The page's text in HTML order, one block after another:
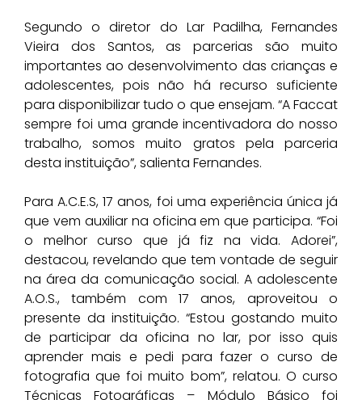
Segundo o diretor do Lar Padilha, Fernandes
Vieira dos Santos, as parcerias são muito
importantes ao desenvolvimento das crianças e
adolescentes, pois não há recurso suficiente
para disponibilizar tudo o que ensejam. “A Faccat
sempre foi uma grande incentivadora do nosso
trabalho, somos muito gratos pela parceria
desta instituição”, salienta Fernandes.
Para A.C.E.S, 17 anos, foi uma experiência única já
que vem auxiliar na oficina em que participa. “Foi
o melhor curso que já fiz na vida. Adorei”,
destacou, revelando que tem vontade de seguir
na área da comunicação social. A adolescente
A.O.S., também com 17 anos, aproveitou o
presente da instituição. “Estou gostando muito
de participar da oficina no lar, por isso quis
aprender mais e pedi para fazer o curso de
fotografia que foi muito bom”, relatou. O curso
Técnicas Fotográficas – Módulo Básico foi